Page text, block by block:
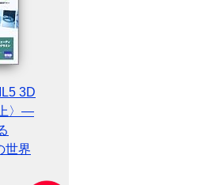
3D
〉―
世界